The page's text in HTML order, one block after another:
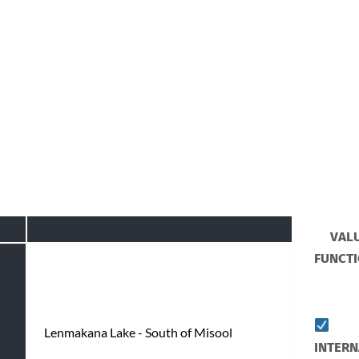
Lenmakana Lake - South of Misool